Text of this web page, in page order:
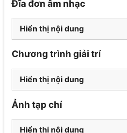
Đĩa đơn âm nhạc
Hiển thị nội dung
Chương trình giải trí
Hiển thị nội dung
Ảnh tạp chí
Hiển thị nội dung